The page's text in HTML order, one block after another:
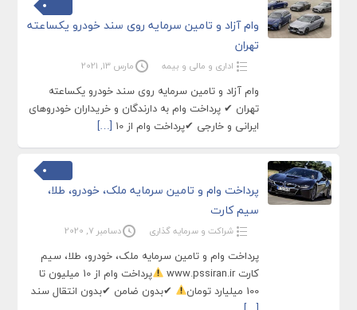
وام آزاد و تامین سرمایه روی سند خودرو یکساعته
تهران
اداری و مالی و بیمه مارس 13, 2021
وام آزاد و تامین سرمایه روی سند خودرو یکساعته
تهران ✔ پرداخت وام به دارندگان و خریداران خودروهای
ایرانی و خارجی ✔پرداخت وام از 10
[…]
پرداخت وام و تامین سرمایه ملک، خودرو، طلا،
سیم کارت
شراکت و سرمایه گذاری دسامبر 7, 2020
پرداخت وام و تامین سرمایه ملک، خودرو، طلا، سیم
کارت www.pssiran.ir
پرداخت وام از 10 میلیون تا
100 میلیارد تومان
✔بدون ضامن ✔بدون انتقال سند